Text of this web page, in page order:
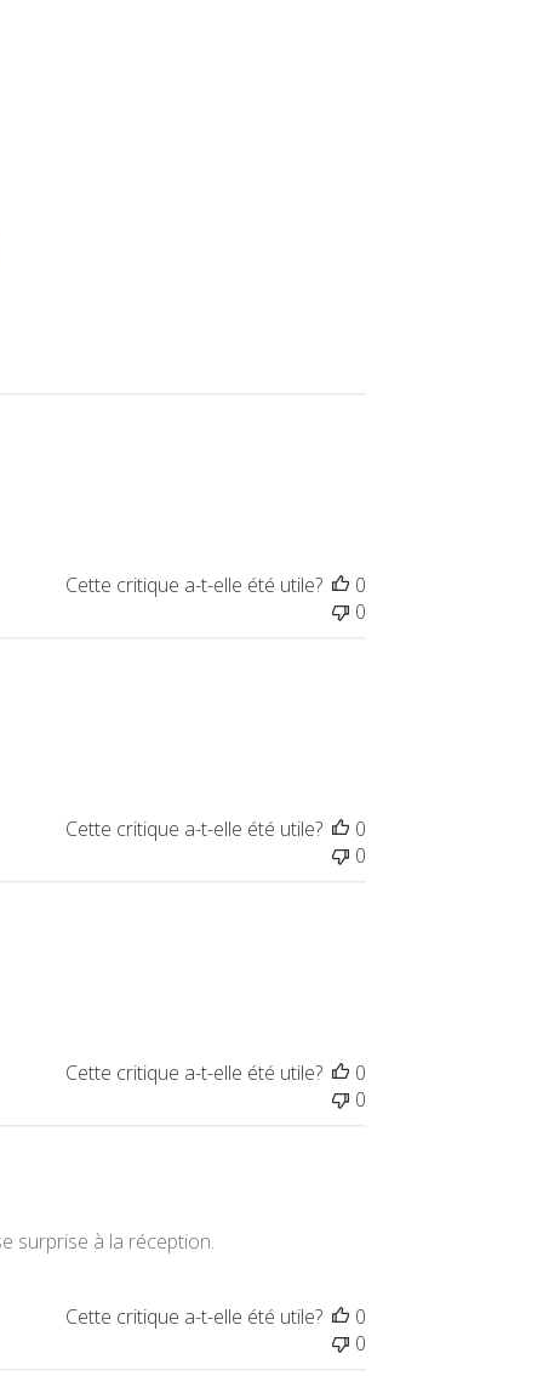
Cette critique a-t-elle été utile?
0
0
Cette critique a-t-elle été utile?
0
0
Cette critique a-t-elle été utile?
0
0
surprise à la réception.
Cette critique a-t-elle été utile?
0
0